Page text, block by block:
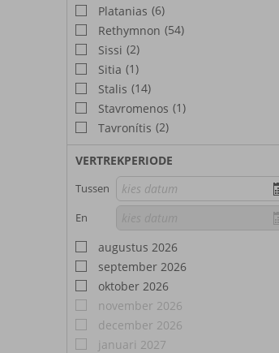
Platanias (6)
Rethymnon (54)
Sissi (2)
Sitia (1)
Stalis (14)
Stavromenos (1)
Tavronítis (2)
VERTREKPERIODE
Tussen
En
augustus 2026
september 2026
oktober 2026
november 2026
december 2026
januari 2027